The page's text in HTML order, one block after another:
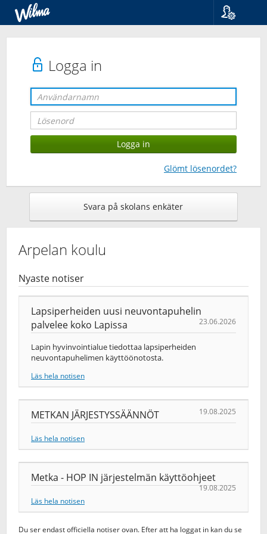
Logga in
Glömt lösenordet?
Svara på skolans enkäter
Arpelan koulu
Nyaste notiser
Lapsiperheiden uusi neuvontapuhelin
palvelee koko Lapissa
23.06.2026
Lapin hyvinvointialue tiedottaa lapsiperheiden
neuvontapuhelimen käyttöönotosta.
Läs hela notisen
METKAN JÄRJESTYSSÄÄNNÖT 19.08.2025
Läs hela notisen
Metka - HOP IN järjestelmän käyttöohjeet
19.08.2025
Läs hela notisen
Du ser endast officiella notiser ovan. Efter att ha loggat in kan du se